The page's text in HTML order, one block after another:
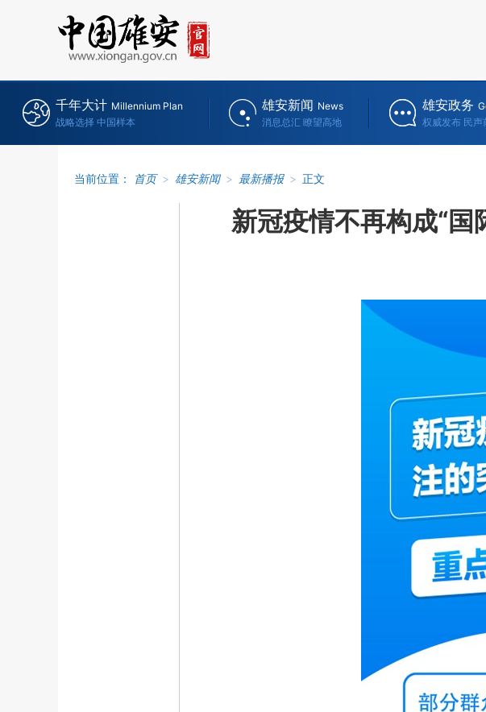
千年大计 Millennium Plan
战略选择 中国样本
雄安新闻 News
消息总汇 瞭望高地
雄安政务
权威发布 民声
当前位置： 首页 > 雄安新闻 > 最新播报 > 正文
新冠疫情不再构成“